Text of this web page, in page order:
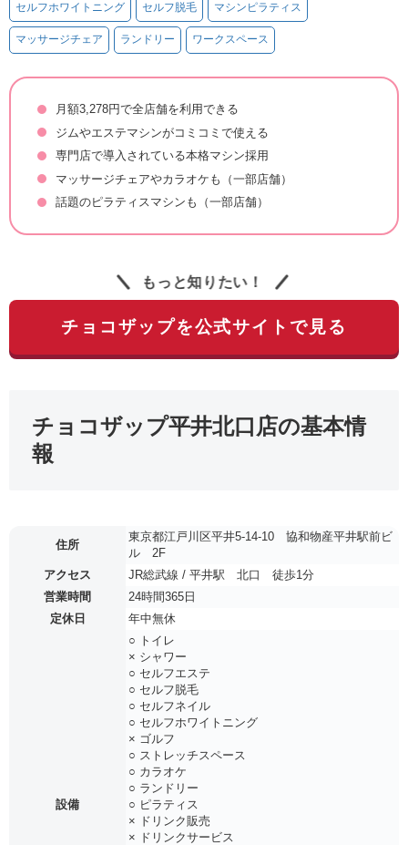
セルフホワイトニング セルフ脱毛 マシンピラティス
マッサージチェア ランドリー ワークスペース
月額3,278円で全店舗を利用できる
ジムやエステマシンがコミコミで使える
専門店で導入されている本格マシン採用
マッサージチェアやカラオケも（一部店舗）
話題のピラティスマシンも（一部店舗）
もっと知りたい！
チョコザップを公式サイトで見る
チョコザップ平井北口店の基本情
報
住所
東京都江戸川区平井5-14-10 協和物産平井駅前ビ
ル 2F
アクセス
JR総武線 / 平井駅 北口 徒歩1分
営業時間
24時間365日
定休日
年中無休
設備
○ トイレ
× シャワー
○ セルフエステ
○ セルフ脱毛
○ セルフネイル
○ セルフホワイトニング
× ゴルフ
○ ストレッチスペース
○ カラオケ
○ ランドリー
○ ピラティス
× ドリンク販売
× ドリンクサービス